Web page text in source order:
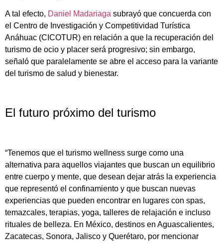
A tal efecto, Daniel Madariaga subrayó que concuerda con
el Centro de Investigación y Competitividad Turística
Anáhuac (CICOTUR) en relación a que la recuperación del
turismo de ocio y placer será progresivo; sin embargo,
señaló que paralelamente se abre el acceso para la variante
del turismo de salud y bienestar.
El futuro próximo del turismo
“Tenemos que el turismo wellness surge como una
alternativa para aquellos viajantes que buscan un equilibrio
entre cuerpo y mente, que desean dejar atrás la experiencia
que representó el confinamiento y que buscan nuevas
experiencias que pueden encontrar en lugares con spas,
temazcales, terapias, yoga, talleres de relajación e incluso
rituales de belleza. En México, destinos en Aguascalientes,
Zacatecas, Sonora, Jalisco y Querétaro, por mencionar